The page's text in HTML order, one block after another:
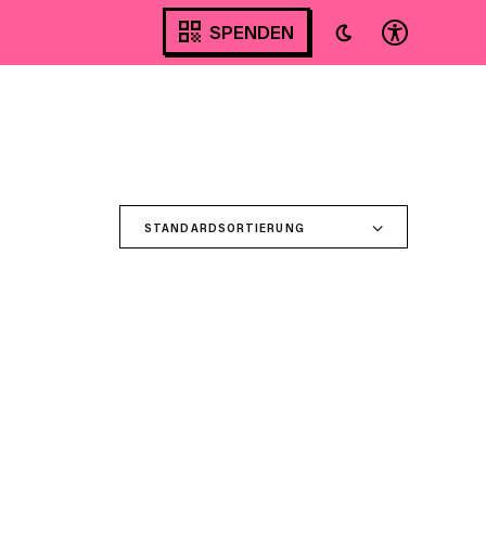
SPENDEN
STANDARDSORTIERUNG